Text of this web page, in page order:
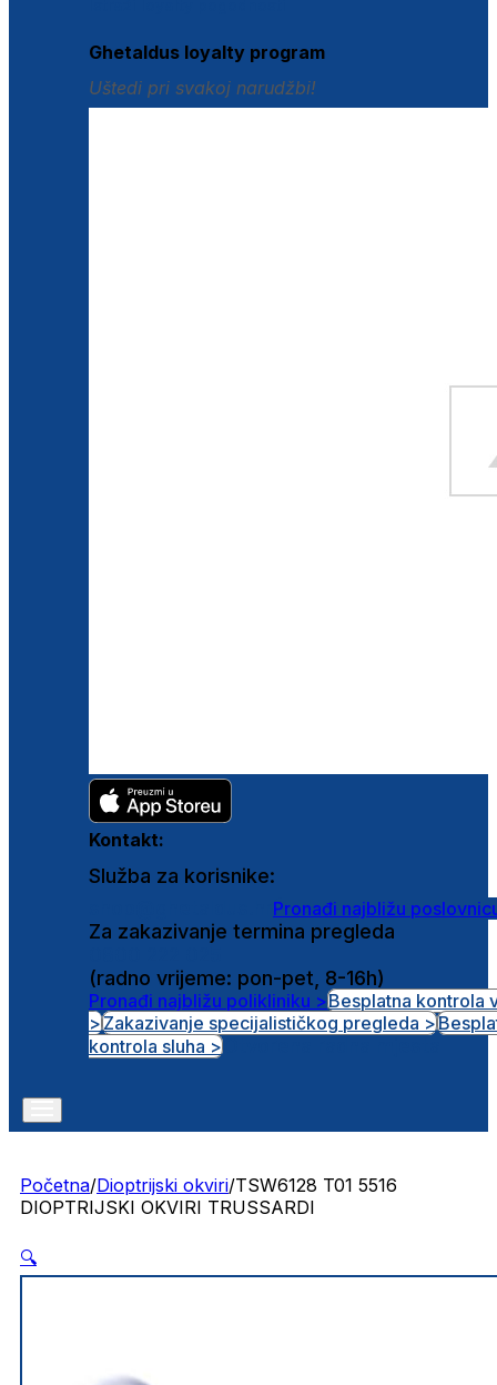
Ghetaldus loyalty program
Uštedi pri svakoj narudžbi!
Kontakt:
Služba za korisnike:
Pronađi najbližu
Za zakazivanje termina pregleda
(radno vrijeme: pon-pet, 8-16h)
Pronađi najbližu polikliniku >Besplatna kontrola
>Zakazivanje specijalističkog pregleda >
kontrola sluha >
Početna/Dioptrijski okviri/TSW6128 T01 5516
DIOPTRIJSKI OKVIRI TRUSSARDI
🔍